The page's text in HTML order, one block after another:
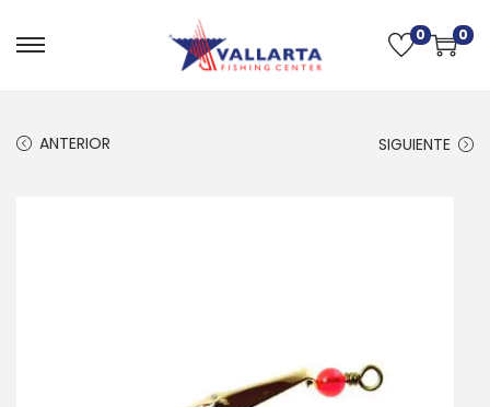
0 0
ANTERIOR SIGUIENTE